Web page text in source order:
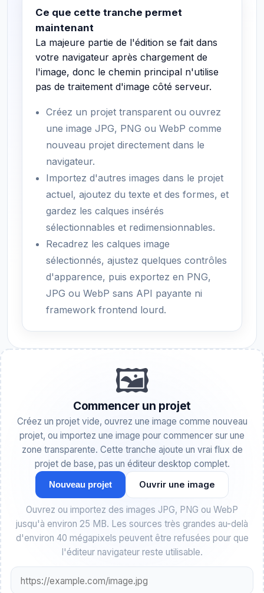
Ce que cette tranche permet
maintenant
La majeure partie de l'édition se fait dans
votre navigateur après chargement de
l'image, donc le chemin principal n'utilise
pas de traitement d'image côté serveur.
Créez un projet transparent ou ouvrez
une image JPG, PNG ou WebP comme
nouveau projet directement dans le
navigateur.
Importez d'autres images dans le projet
actuel, ajoutez du texte et des formes, et
gardez les calques insérés
sélectionnables et redimensionnables.
Recadrez les calques image
sélectionnés, ajustez quelques contrôles
d'apparence, puis exportez en PNG,
JPG ou WebP sans API payante ni
framework frontend lourd.
🖼️
Commencer un projet
Créez un projet vide, ouvrez une image comme nouveau
projet, ou importez une image pour commencer sur une
zone transparente. Cette tranche ajoute un vrai flux de
projet de base, pas un éditeur desktop complet.
Nouveau projet Ouvrir une image
Ouvrez ou importez des images JPG, PNG ou WebP
jusqu'à environ 25 MB. Les sources très grandes au-delà
d'environ 40 mégapixels peuvent être refusées pour que
l'éditeur navigateur reste utilisable.